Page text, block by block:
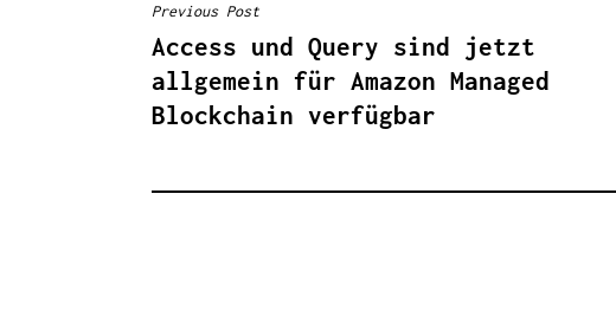
B
E
I
R
Previous Post
Access und Query sind jetzt
allgemein für Amazon Managed
Blockchain verfügbar